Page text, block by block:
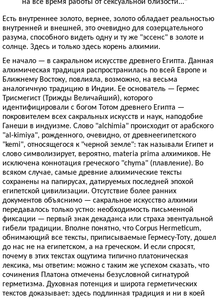
Есть внутреннее золото, вернее, золото обладает реальностью
внутренней и внешней, это очевидно для созерцательного
разума, способного видеть одну и ту же "эссенс" в золоте и
солнце. Здесь и только здесь корень алхимии.
Ее начало — в сакральном искусстве древнего Египта. Данная
алхимическая традиция распространилась по всей Европе и
Ближнему Востоку, повлияла, возможно, на весьма
аналогичную традицию в Индии. Ее основатель — Гермес
Трисмегист (Трижды Величайший), которого
идентифицировали с богом Тотом древнего Египта —
покровителем всех сакральных искусств и наук, наподобие
Ганеши в индуизме. Слово "alchimia" происходит от арабского
"al-kimiya", рожденного, очевидно, от древнеегипетского
"kemi", относящегося к "черной земле": так называли Египет и
слово символизирует, вероятно, materia prima алхимиков. Не
исключена коннотация греческого "chyma" (плавление). Во
всяком случае, самые древние алхимические тексты
сохранены на папирусах, датируемых последней эпохой
египетской цивилизации. Отсутствие более ранних
документов объяснимо — сакральное искусство алхимии
передавалось только устно: необходимость письменной
фиксации — первый знак декаданса или страха эвентуальной
гибели традиции. Вполне понятно, что Corpus Hermeticum,
обнимающий все тексты, приписываемые Гермесу-Тоту, дошел
до нас не на египетском, а на греческом. И если спросят,
почему в этих текстах ощутима типично платоническая
лексика, мы ответим: можно с таким же успехом сказать, что
сочинения Платона отмечены безусловной сигнатурой
герметизма. Духовная потенция и широта герметических
текстов доказывает: здесь подлинная традиция и ни в коей